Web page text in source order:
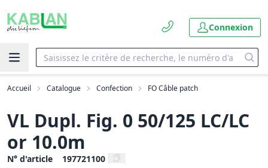
Connexion
Accueil Catalogue Confection FO Câble patch
VL Dupl. Fig. 0 50/125 LC/LC
or 10.0m
N° d'article 197721100